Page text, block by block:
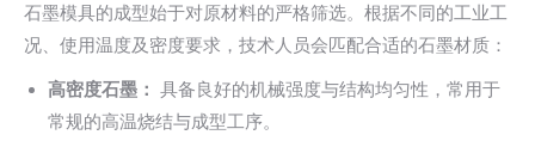
石墨模具的成型始于对原材料的严格筛选。根据不同的工业工
况、使用温度及密度要求，技术人员会匹配合适的石墨材质：
高密度石墨： 具备良好的机械强度与结构均匀性，常用于
常规的高温烧结与成型工序。